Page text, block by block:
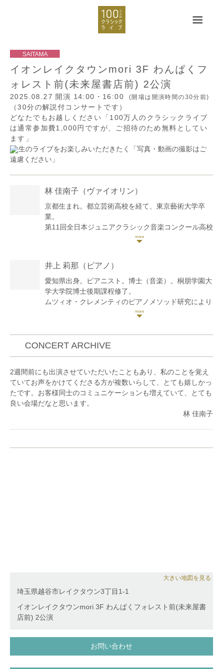
イオンレイクタウンmori 3F わんぱくフ
ォレスト前(未来屋書店前) 2公演
2025.08.27 開演 14:00・16:00 (開場は開演時間の30分前)
（30分の解説付コンサートです）
どなたでもお越しください「100万人のクラシックライブ
は通常参加費1,000円ですが、ご招待のため無料としてい
ます」
生のライブをお楽しみいただきたく「写真・動画の撮影はご
遠慮ください」
林 佳南子 （ヴァイオリン）
京都生まれ。都立芸術高校を経て、東京藝術大学卒
業。
第11回全日本ジュニアクラシック音楽コンクール高校
生部門第1位。第13回同コンクール弦楽器の部大学生
ロ・室内楽で自主演奏会も行う。
これまでに小室由利恵、保井頌子、若林暢、澤和樹、
野口千代光、小森谷巧の各氏に師事。
兵庫芸術文化センター管弦楽団コアメンバー、大阪フ
ィルハーモニー交響楽団ヴァイオリン奏者、神奈川フ
井上 莉那 （ピアノ）
愛知県出身。ピアニスト。博士（音楽）。桐朋学園大
学大学院博士後期課程修了。
ムツィオ・クレメンティのピアノメソッド研究により
博士号（音楽）を取得し、演奏と研究の両面から活動
東京都新宿区にて、ピアノ教室「R-music」を主宰。
を注いでいる。
ソロ、室内楽、器楽伴奏のほか、ホテル・イベントで
の演奏や文化施設・教育機関でのアウトリーチなど幅
広い演奏活動を行う。セントラル愛知交響楽団と共
ー、100万人のクラシックライブの演奏家として活動
第22回大阪国際音楽コンクールリサイタル部門第1位
International Moscow Music Competition第1位
第32回名古屋演奏家育成塾名古屋市文化振興事業団賞
69回第3位。
第14・15回エトリンゲン国際⻘少年ピアノコンクー
ル(ドイツ)B部門入選。
CONCERT ARCHIVE
2週間前にも出演させていただいたこともあり、私のことを覚え
ていてお声をかけてくださる方が複数いらして、とても嬉しかっ
たです。お客様同士のコミュニケーションも増えていて、とても
良い会場だなと思います。
林 佳南子
大きい地図を見る
埼玉県越谷市レイクタウン3丁目1-1
イオンレイクタウンmori 3F わんぱくフォレスト前(未来屋書
店前) 2公演
お問い合わせ